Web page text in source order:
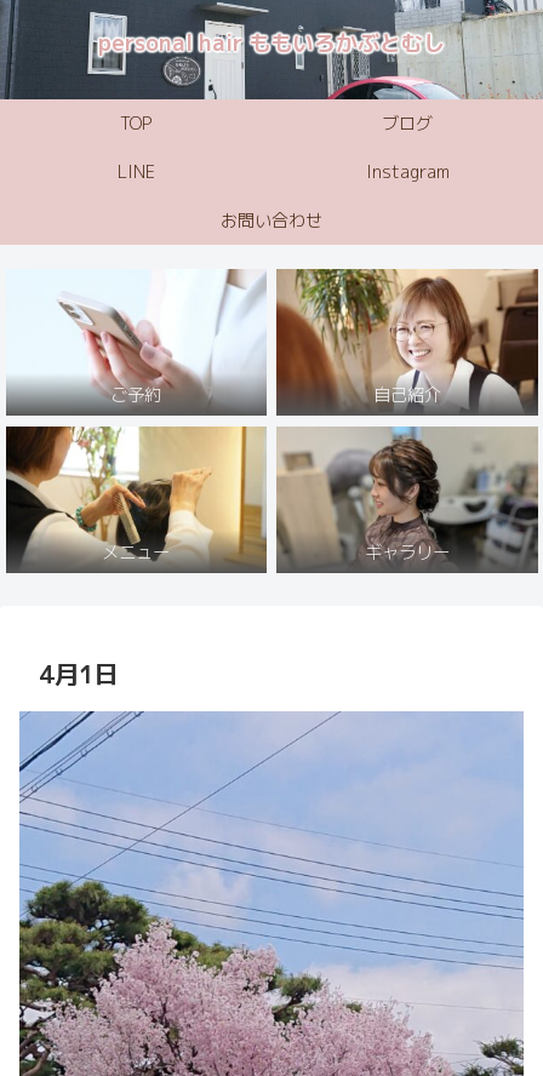
personal hair ももいろかぶとむし
TOP ブログ
LINE Instagram
お問い合わせ
ご予約 自己紹介
メニュー ギャラリー
4月1日